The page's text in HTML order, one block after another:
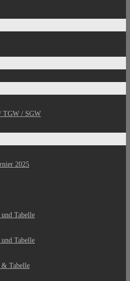
TGW / SGW
2025
und Tabelle
und Tabelle
& Tabelle